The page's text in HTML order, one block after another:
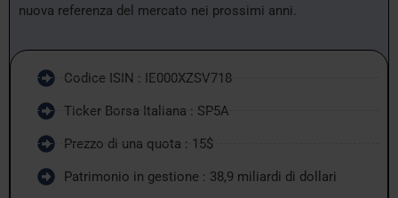
nuova referenza del mercato nei prossimi anni.
Codice ISIN : IE000XZSV718
Ticker Borsa Italiana : SP5A
Prezzo di una quota : 15$
Patrimonio in gestione : 38,9 miliardi di dollari